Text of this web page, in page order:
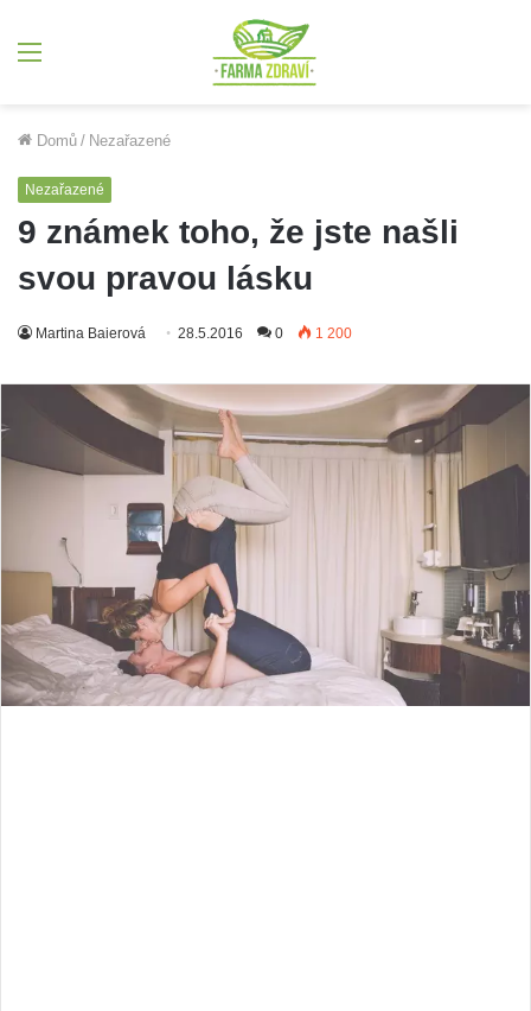
Domů / Nezařazené
Nezařazené
9 známek toho, že jste našli
svou pravou lásku
Martina Baierová 28.5.2016 0 1 200